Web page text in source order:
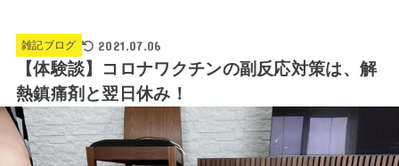
雑記ブログ 2021.07.06
【体験談】コロナワクチンの副反応対策は、解
熱鎮痛剤と翌日休み！